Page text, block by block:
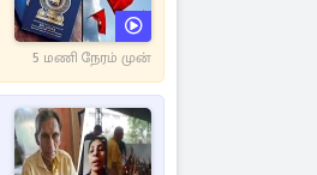
5 மணி நேரம் முன்